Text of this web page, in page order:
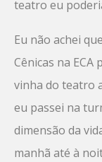
teatro eu
Eu não achei
Cênicas na
vinha do teatro
eu passei na
dimensão da
manhã até à